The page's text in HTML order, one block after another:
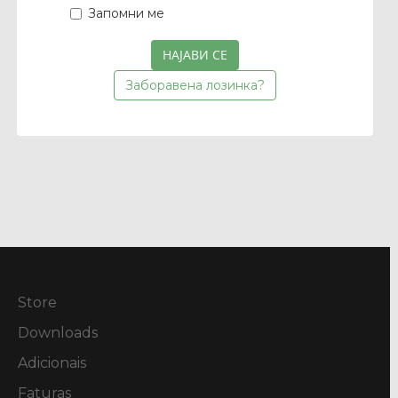
Запомни ме
Заборавена лозинка?
Store
Downloads
Adicionais
Faturas